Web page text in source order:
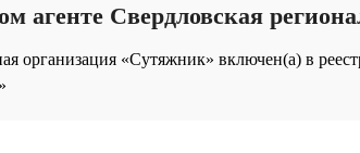
агенте Свердловская
организация «Сутяжник» включен(а) в